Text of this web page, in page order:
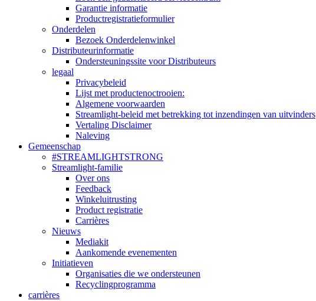
Garantie informatie
Productregistratieformulier
Onderdelen
Bezoek Onderdelenwinkel
Distributeurinformatie
Ondersteuningssite voor Distributeurs
legaal
Privacybeleid
Lijst met productenoctrooien:
Algemene voorwaarden
Streamlight-beleid met betrekking tot inzendingen van uitvinders
Vertaling Disclaimer
Naleving
Gemeenschap
#STREAMLIGHTSTRONG
Streamlight-familie
Over ons
Feedback
Winkeluitrusting
Product registratie
Carrières
Nieuws
Mediakit
Aankomende evenementen
Initiatieven
Organisaties die we ondersteunen
Recyclingprogramma
carrières